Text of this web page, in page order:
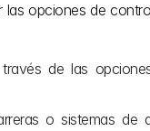
opciones de
de las
o sistemas de